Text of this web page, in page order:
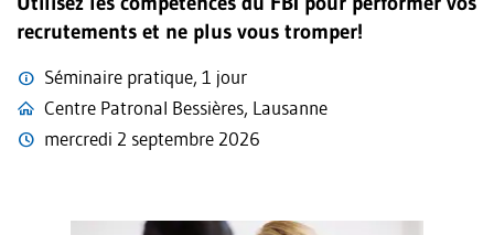
recrutements et ne plus vous tromper!
Séminaire pratique, 1 jour
Centre Patronal Bessières, Lausanne
mercredi 2 septembre 2026